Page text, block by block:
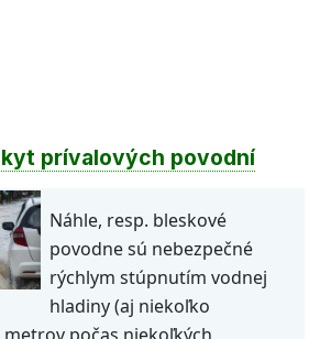
prívalových povodní
Náhle, resp. bleskové
povodne sú nebezpečné
rýchlym stúpnutím vodnej
hladiny (aj niekoľko